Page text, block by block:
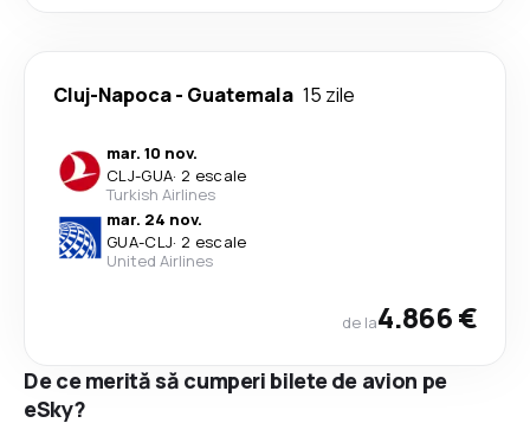
Cluj-Napoca- Guatemala 15 zile
mar. 10 nov.
CLJ-GUA· 2 escale
Turkish Airlines
mar. 24 nov.
GUA-CLJ· 2 escale
United Airlines
de la4.866 €
De ce merită să cumperi bilete de avion pe
eSky?